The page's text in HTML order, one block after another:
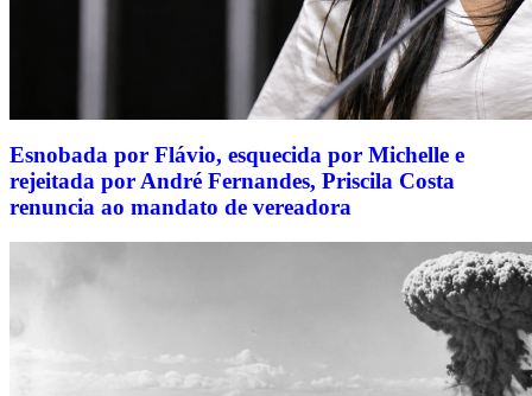
Esnobada por Flávio, esquecida por Michelle e
rejeitada por André Fernandes, Priscila Costa
renuncia ao mandato de vereadora